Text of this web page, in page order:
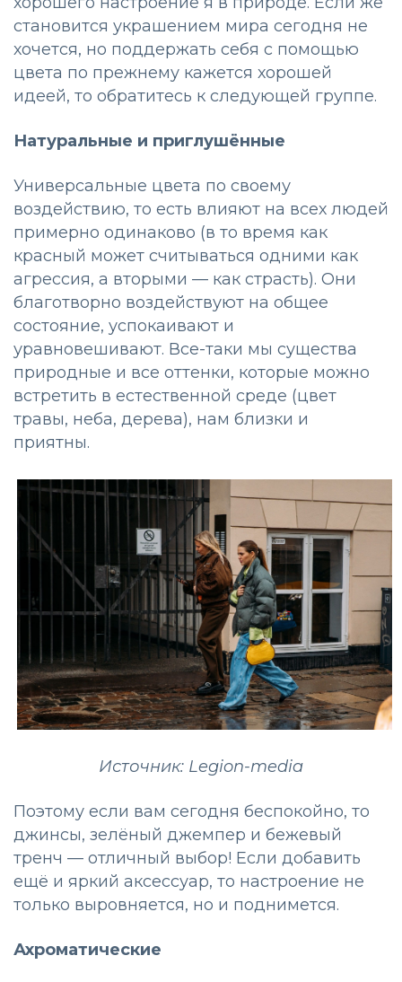
становится украшением мира сегодня не
хочется, но поддержать себя с помощью
цвета по прежнему кажется хорошей
идеей, то обратитесь к следующей группе.
Натуральные и приглушённые
Универсальные цвета по своему
воздействию, то есть влияют на всех людей
примерно одинаково (в то время как
красный может считываться одними как
агрессия, а вторыми — как страсть). Они
благотворно воздействуют на общее
состояние, успокаивают и
уравновешивают. Все-таки мы существа
природные и все оттенки, которые можно
встретить в естественной среде (цвет
травы, неба, дерева), нам близки и
приятны.
Источник: Legion-media
Поэтому если вам сегодня беспокойно, то
джинсы, зелёный джемпер и бежевый
тренч — отличный выбор! Если добавить
ещё и яркий аксессуар, то настроение не
только выровняется, но и поднимется.
Ахроматические